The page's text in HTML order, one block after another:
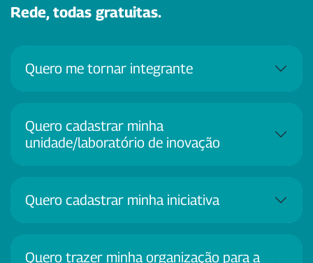
Rede, todas gratuitas.
Quero me tornar integrante
Quero cadastrar minha
unidade/laboratório de inovação
Quero cadastrar minha iniciativa
Quero trazer minha organização para a